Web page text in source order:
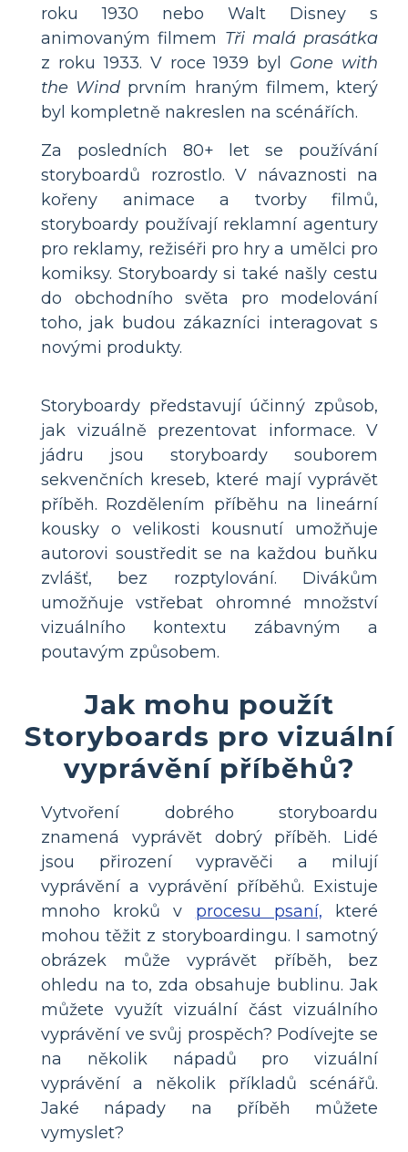
roku 1930 nebo Walt Disney s
animovaným filmem Tři malá prasátka
z roku 1933. V roce 1939 byl Gone with
the Wind prvním hraným filmem, který
byl kompletně nakreslen na scénářích.
Za posledních 80+ let se používání
storyboardů rozrostlo. V návaznosti na
kořeny animace a tvorby filmů,
storyboardy používají reklamní agentury
pro reklamy, režiséři pro hry a umělci pro
komiksy. Storyboardy si také našly cestu
do obchodního světa pro modelování
toho, jak budou zákazníci interagovat s
novými produkty.
Storyboardy představují účinný způsob,
jak vizuálně prezentovat informace. V
jádru jsou storyboardy souborem
sekvenčních kreseb, které mají vyprávět
příběh. Rozdělením příběhu na lineární
kousky o velikosti kousnutí umožňuje
autorovi soustředit se na každou buňku
zvlášť, bez rozptylování. Divákům
umožňuje vstřebat ohromné množství
vizuálního kontextu zábavným a
poutavým způsobem.
Jak mohu použít
Storyboards pro vizuální
vyprávění příběhů?
Vytvoření dobrého storyboardu
znamená vyprávět dobrý příběh. Lidé
jsou přirození vypravěči a milují
vyprávění a vyprávění příběhů. Existuje
mnoho kroků v procesu psaní, které
mohou těžit z storyboardingu. I samotný
obrázek může vyprávět příběh, bez
ohledu na to, zda obsahuje bublinu. Jak
můžete využít vizuální část vizuálního
vyprávění ve svůj prospěch? Podívejte se
na několik nápadů pro vizuální
vyprávění a několik příkladů scénářů.
Jaké nápady na příběh můžete
vymyslet?